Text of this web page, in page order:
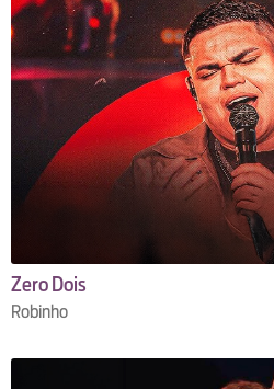
Zero Dois
Robinho